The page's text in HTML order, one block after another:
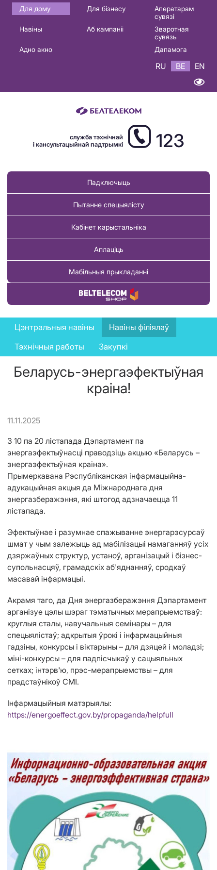
Основная
навигация
Для дому Для бізнесу
Аператарам
сувязі
Навіны
Аб кампаніі
Зваротная
сувязь
Адно акно
Дапамога
RU BE EN
служба тэхнічнай
і кансультацыйнай падтрымкі
123
Падключыць
Пытанне спецыялісту
Кабінет карыстальніка
Аплаціць
Мабільныя прыкладанні
Купіць тавар
News
menu
Цэнтральныя навіны
Навіны філіялаў
Тэхнічныя работы
Закупкі
Беларусь-энергаэфектыўная
краіна!
11.11.2025
З 10 па 20 лістапада Дэпартамент па
энергаэфектыўнасці праводзіць акцыю «Беларусь –
энергаэфектыўная краіна».
Прымеркавана Рэспубліканская інфармацыйна-
адукацыйная акцыя да Міжнароднага дня
энергазберажэння, які штогод адзначаецца 11
лістапада.
Эфектыўнае і разумнае спажыванне энергарэсурсаў
шмат у чым залежыць ад мабілізацыі намаганняў усіх
дзяржаўных структур, устаноў, арганізацый і бізнес-
супольнасцяў, грамадскіх аб'яднанняў, сродкаў
масавай інфармацыі.
Акрамя таго, да Дня энергазберажэння Дэпартамент
арганізуе цэлы шэраг тэматычных мерапрыемстваў:
круглыя сталы, навучальныя семінары – для
спецыялістаў; адкрытыя ўрокі і інфармацыйныя
гадзіны, конкурсы і віктарыны – для дзяцей і моладзі;
міні-конкурсы – для падпісчыкаў у сацыяльных
сетках; інтэрв'ю, прэс-мерапрыемствы – для
прадстаўнікоў СМІ.
Інфармацыйныя матэрыялы:
https://energoeffect.gov.by/propaganda/helpfull